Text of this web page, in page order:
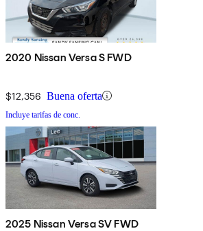
2020 Nissan Versa S FWD
$12,356 Buena oferta
Incluye tarifas de conc.
2025 Nissan Versa SV FWD